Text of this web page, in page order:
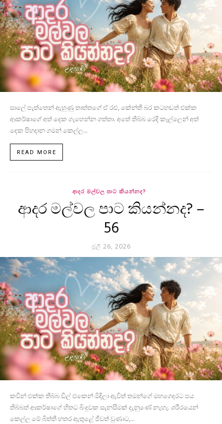
සාලේ පැත්තෙන් ඇහුණු තාත්තගේ ඒ රළු, කේන්ති බර කටහඬත් එක්ක
ආකර්ෂාගේ අත් දෙක ගැහෙන්න ගත්තා. අතේ තිබ්බ රෙදි කෑල්ලෙන් අත්
දෙක පිහදාන ගමන් කෙල්ල...
READ MORE
ආදර මල්වල පාට කියන්නද?
ආදර මල්වල පාට කියන්නද? –
56
ජූලි 26, 2026
කවීන් එක්ක තිබ්බ ඩීල් එකෙන් මිදිලා ඇවිත් තමන්ගේ මහගෙදරට පය
තිබ්බත් ආකර්ෂාගේ හිතට බිංදුවක සැනසීමක් දැනුණේ නැහැ. ශරීරයෙන්
කෙල්ල මේ බිත්ති හතර ඇතුළේ ජීවත් වුණාට,...